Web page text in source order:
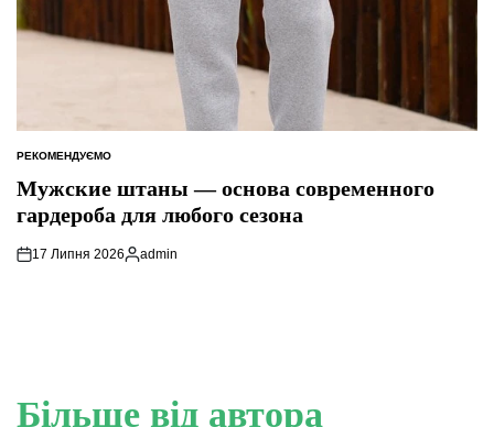
ОПУБЛІКУВАТИ
РЕКОМЕНДУЄМО
Мужские штаны — основа современного
гардероба для любого сезона
17 Липня 2026
Опубліковано
admin
Більше від автора